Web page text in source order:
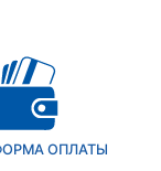
ОПЛАТЫ